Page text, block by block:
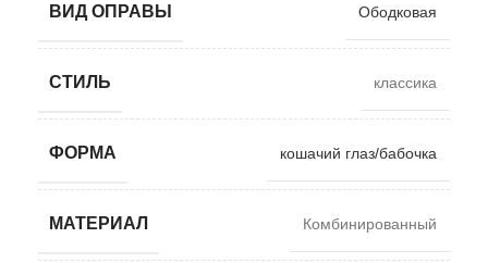
ВИД ОПРАВЫ Ободковая
СТИЛЬ классика
ФОРМА кошачий глаз/бабочка
МАТЕРИАЛ Комбинированный